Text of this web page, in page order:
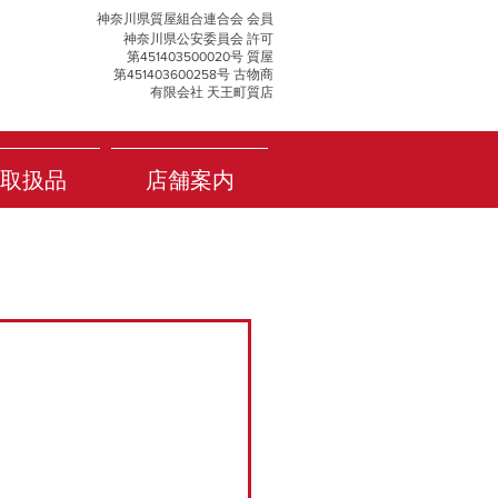
神奈川県質屋組合連合会 会員
神奈川県公安委員会 許可
第451403500020号 質屋
第451403600258号 古物商
有限会社 天王町質店
扱品 店舗案内